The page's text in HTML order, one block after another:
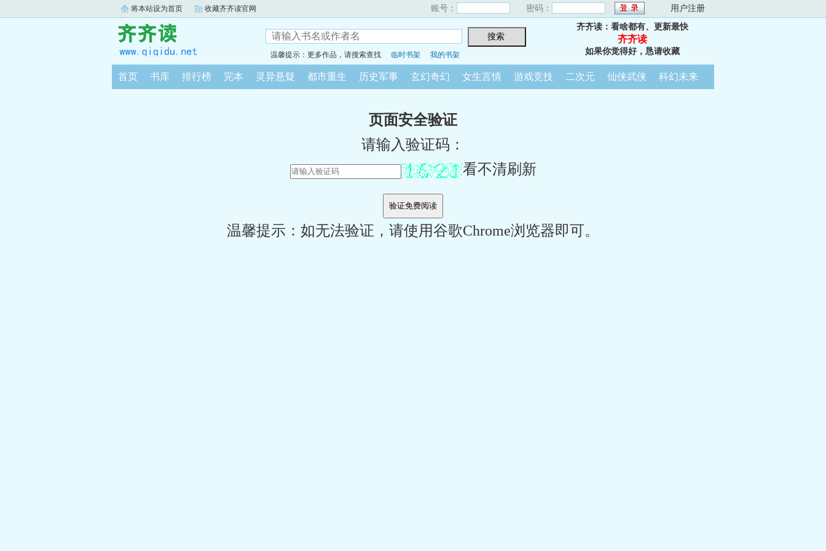
将本站设为首页 收藏齐齐读官网 账号： 密码： 用户注册
温馨提示：更多作品，请搜索查找 临时书架 我的书架
齐齐读：看啥都有、更新最快
齐齐读
如果你觉得好，恳请收藏
首页 书库 排行榜 完本 灵异悬疑 都市重生 历史军事 玄幻奇幻 女生言情 游戏竞技 二次元 仙侠武侠 科幻未来
页面安全验证
请输入验证码：
看不清刷新
温馨提示：如无法验证，请使用谷歌Chrome浏览器即可。